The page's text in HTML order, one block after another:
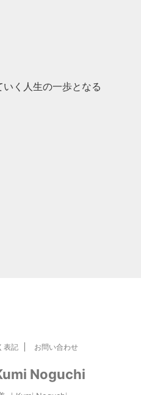
く人生の一歩となる
表記 お問い合わせ
Noguchi